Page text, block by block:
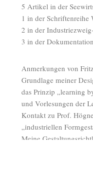
5 Artikel in der
1 in der
2 in der
3 in der
Anmerkungen von
Grundlage meiner
das Prinzip „learning
und Vorlesungen der
Kontakt zu Prof.
„industriellen
Meine